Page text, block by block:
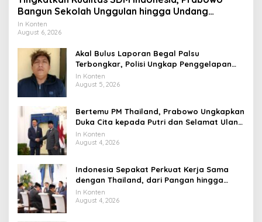
Bangun Sekolah Unggulan hingga Undang
Universitas Terbaik Dunia
In Konten
August 6, 2026
Akal Bulus Laporan Begal Palsu
Terbongkar, Polisi Ungkap Penggelapan
Uang Perusahaan untuk Crypto
In Konten
August 5, 2026
Bertemu PM Thailand, Prabowo Ungkapkan
Duka Cita kepada Putri dan Selamat Ulang
Tahun ke Raja Thailand
In Konten
August 4, 2026
Indonesia Sepakat Perkuat Kerja Sama
dengan Thailand, dari Pangan hingga
Ekonomi Digital
In Konten
August 4, 2026